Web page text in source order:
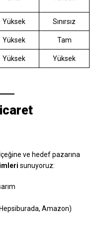
Yüksek Sınırsız
Yüksek Tam
Yüksek Yüksek
ve hedef pazarına
sunuyoruz:
Amazon)